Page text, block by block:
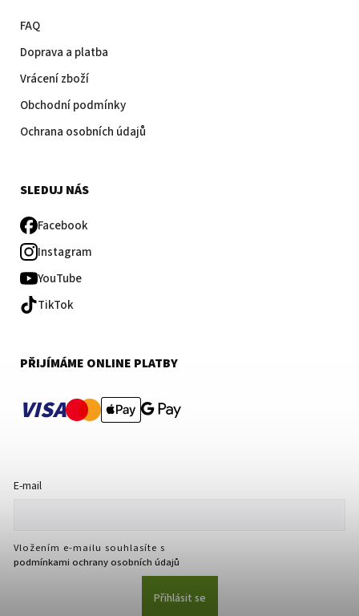
FAQ
Doprava a platba
Vrácení zboží
Obchodní podmínky
Ochrana osobních údajů
SLEDUJ NÁS
Facebook
Instagram
YouTube
TikTok
PŘIJÍMÁME ONLINE PLATBY
VISA
E-mail
Vložením e-mailu souhlasíte s
podmínkami ochrany osobních údajů
Přihlásit se